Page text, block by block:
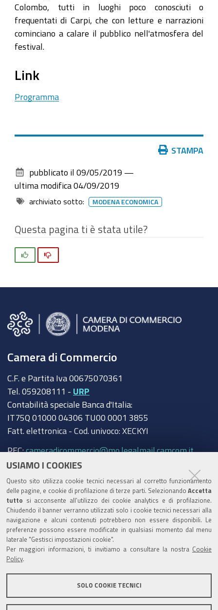
USIAMO I COOKIES
Questo sito utilizza cookie tecnici necessari al corretto funzionamento
delle pagine, e cookie di profilazione di terze parti. Selezionando Accetta
tutto si acconsente all’utilizzo dei cookie analytics e di profilazione.
Chiudendo il banner verranno utilizzati solo i cookie tecnici necessari alla
navigazione e alcuni contenuti potrebbero non essere disponibili. Le
preferenze possono essere modificate in qualsiasi momento dal menu
laterale "Gestisci impostazioni cookie".
Per maggiori informazioni, ti invitiamo a consultare la nostra Cookie
Policy
SOLO COOKIE TECNICI
Colombo, tutti in luoghi poco conosciuti o
frequentati di Carpi, che con letture e narrazioni
cominciano a calare il pubblico nell'atmosfera del
festival.
Link
Programma
documento
STAMPA
pubblicato il 09/05/2019 —
ultima modifica 04/09/2019
archiviato sotto: MODENA ECONOMICA
Questa pagina ti è stata utile?
Camera di Commercio
C.F. e Partita Iva 00675070361
Tel. 059208111 - URP
Contabilità speciale Banca d'Italia:
IT75Q 01000 04306 TU00 0001 3855
Fatt. elettronica - Cod. univoco: XECKYI
PEC:cameradicommercio@mo.legalmail.camcom.it
Trasparenza
Amministrazione trasparente
Albo Camerale
Pubblicità Legale
Area riservata Amministratori